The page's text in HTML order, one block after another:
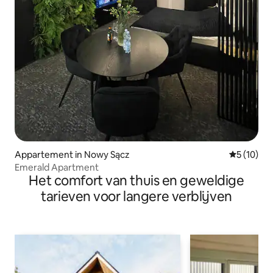
Appartement in Nowy Sącz
5 (10)
Emerald Apartment
Het comfort van thuis en geweldige
tarieven voor langere verblijven